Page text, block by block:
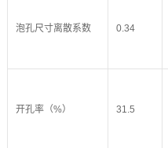
泡孔尺寸离散系数 0.34
开孔率（%） 31.5